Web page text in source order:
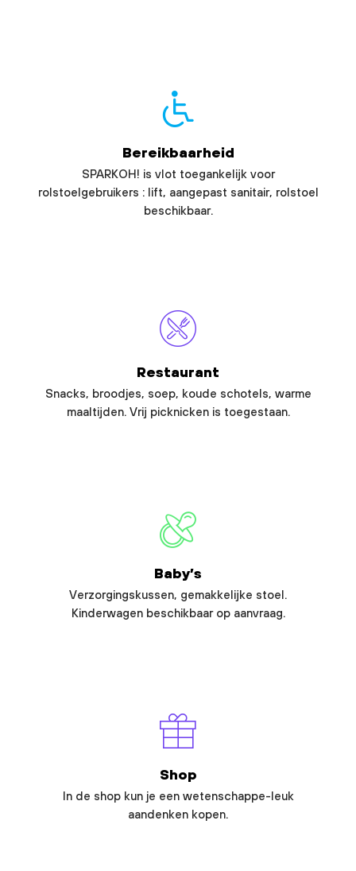
Bereikbaarheid
SPARKOH! is vlot toegankelijk voor
rolstoelgebruikers : lift, aangepast sanitair, rolstoel
beschikbaar.
Restaurant
Snacks, broodjes, soep, koude schotels, warme
maaltijden. Vrij picknicken is toegestaan.
Baby’s
Verzorgingskussen, gemakkelijke stoel.
Kinderwagen beschikbaar op aanvraag.
Shop
In de shop kun je een wetenschappe-leuk
aandenken kopen.